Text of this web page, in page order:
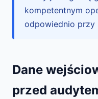
kompetentnym
odpowiednio przy
Dane
przed